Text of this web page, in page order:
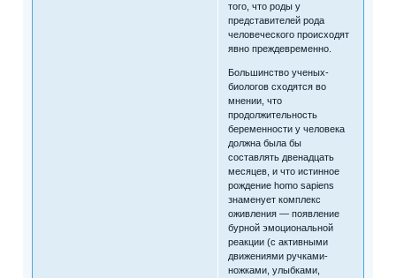
того, что роды у
представителей рода
человеческого происходят
явно преждевременно.
Большинство ученых-
биологов сходятся во
мнении, что
продолжительность
беременности у человека
должна была бы
составлять двенадцать
месяцев, и что истинное
рождение homo sapiens
знаменует комплекс
оживления — появление
бурной эмоциональной
реакции (с активными
движениями ручками-
ножками, улыбками,